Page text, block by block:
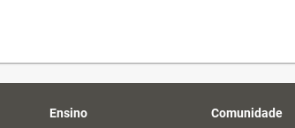
Ensino Comunidade